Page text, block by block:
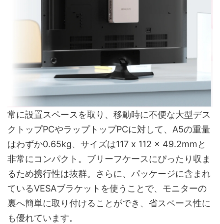
常に設置スペースを取り、移動時に不便な大型デス
クトップPCやラップトップPCに対して、A5の重量
はわずか0.65kg、サイズは117 x 112 x 49.2mmと
非常にコンパクト。ブリーフケースにぴったり収ま
るため携行性は抜群。さらに、パッケージに含まれ
ているVESAブラケットを使うことで、モニターの
裏へ簡単に取り付けることができ、省スペース性に
も優れています。